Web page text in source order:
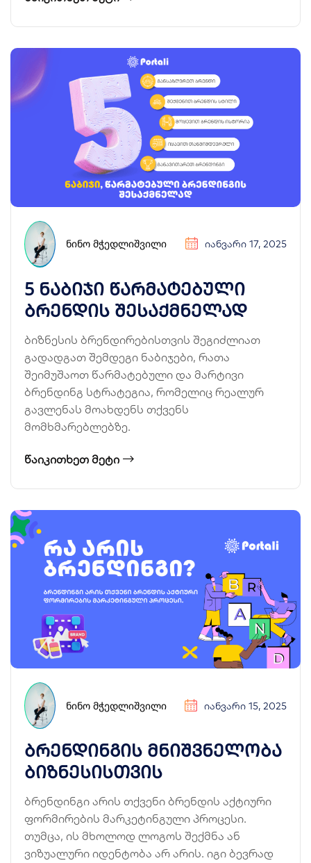
ᲜᲘᲜᲝ ᲛᲭᲔᲓᲚᲘᲨᲕᲘᲚᲘ ᲘᲐᲜᲕᲐᲠᲘ 17, 2025
5 ნაბიჯი წარმატებული
ბრენდის შესაქმნელად
ბიზნესის ბრენდირებისთვის შეგიძლიათ
გადადგათ შემდეგი ნაბიჯები, რათა
შეიმუშაოთ წარმატებული და მარტივი
ბრენდინგ სტრატეგია, რომელიც რეალურ
გავლენას მოახდენს თქვენს
მომხმარებლებზე.
ᲬᲐᲘᲙᲘᲗᲮᲔᲗ ᲛᲔᲢᲘ
ᲜᲘᲜᲝ ᲛᲭᲔᲓᲚᲘᲨᲕᲘᲚᲘ ᲘᲐᲜᲕᲐᲠᲘ 15, 2025
ბრენდინგის მნიშვნელობა
ბიზნესისთვის
ბრენდინგი არის თქვენი ბრენდის აქტიური
ფორმირების მარკეტინგული პროცესი.
თუმცა, ის მხოლოდ ლოგოს შექმნა ან
ვიზუალური იდენტობა არ არის. იგი ბევრად